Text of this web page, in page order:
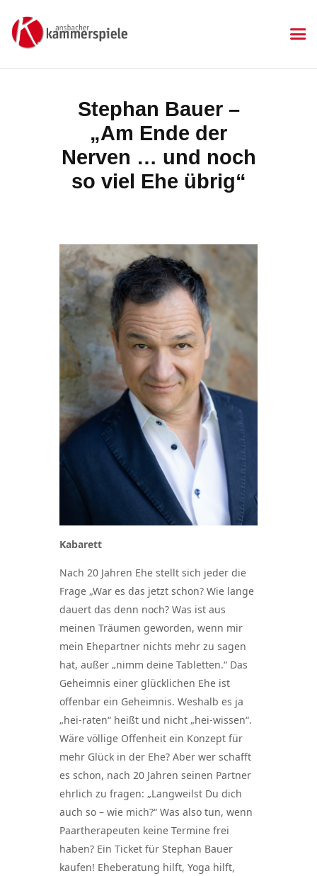
Stephan Bauer –
„Am Ende der
Nerven … und noch
so viel Ehe übrig“
KAMMERSPIELE
Aktuelles
Kartenkauf
Die Kammerspiele
Mitgliedschaft
Impressum
Datenschutzerklärung
Kabarett
Nach 20 Jahren Ehe stellt sich jeder die
Frage „War es das jetzt schon? Wie lange
dauert das denn noch? Was ist aus
meinen Träumen geworden, wenn mir
mein Ehepartner nichts mehr zu sagen
hat, außer „nimm deine Tabletten.“ Das
Geheimnis einer glücklichen Ehe ist
offenbar ein Geheimnis. Weshalb es ja
„hei-raten“ heißt und nicht „hei-wissen“.
Wäre völlige Offenheit ein Konzept für
mehr Glück in der Ehe? Aber wer schafft
es schon, nach 20 Jahren seinen Partner
ehrlich zu fragen: „Langweilst Du dich
auch so – wie mich?“ Was also tun, wenn
Paartherapeuten keine Termine frei
haben? Ein Ticket für Stephan Bauer
kaufen! Eheberatung hilft, Yoga hilft,